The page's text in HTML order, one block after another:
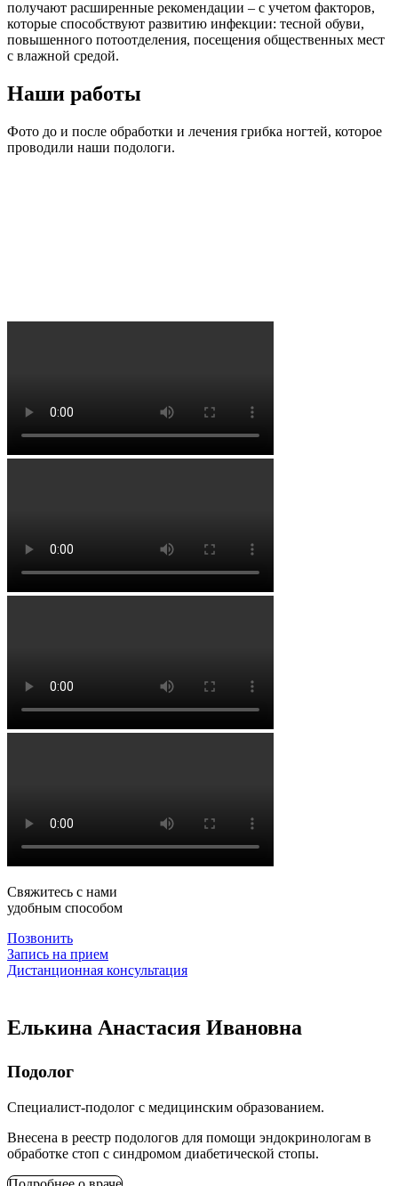
получают расширенные рекомендации – с учетом факторов,
которые способствуют развитию инфекции: тесной обуви,
повышенного потоотделения, посещения общественных мест
с влажной средой.
Наши работы
Фото до и после обработки и лечения грибка ногтей, которое
проводили наши подологи.
Свяжитесь с нами
удобным способом
Позвонить
Запись на прием
Дистанционная консультация
Елькина Анастасия Ивановна
Подолог
Специалист-подолог с медицинским образованием.
Внесена в реестр подологов для помощи эндокринологам в
обработке стоп с синдромом диабетической стопы.